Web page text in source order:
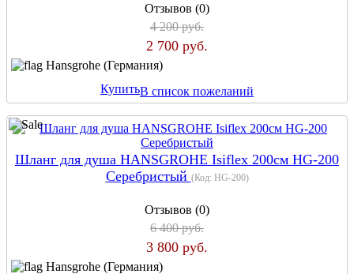
Отзывов (0)
4 200 руб.
2 700 руб.
Hansgrohe (Германия)
КупитьВ список пожеланий
Шланг для душа HANSGROHE Isiflex 200см HG-200
Серебристый (Код: HG-200)
Отзывов (0)
6 400 руб.
3 800 руб.
Hansgrohe (Германия)